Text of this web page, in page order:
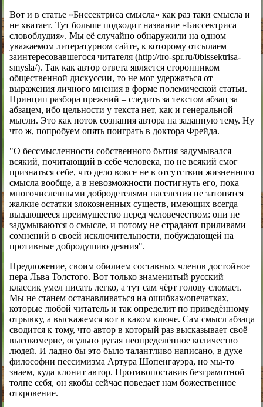
Вот и в статье «Биссектриса смысла» как раз таки смысла и
не хватает. Тут больше подходит название «Биссектриса
словоблудия». Мы её случайно обнаружили на одном
уважаемом литературном сайте, к которому отсылаем
заинтересовавшегося читателя (http://tro-spr.ru/0bissektrisa-
smysla/). Так как автор ответа является сторонником
общественной дискуссии, то не мог удержаться от
выражения личного мнения в форме полемической статьи.
Принцип разбора прежний – следить за текстом абзац за
абзацем, ибо цельности у текста нет, как и генеральной
мысли. Это как поток сознания автора на заданную тему. Ну
что ж, попробуем опять поиграть в доктора Фрейда.
"О бессмысленности собственного бытия задумывался
всякий, почитающий в себе человека, но не всякий смог
признаться себе, что дело вовсе не в отсутствии жизненного
смысла вообще, а в невозможности постигнуть его, пока
многочисленными добродетелями населения не затопятся
жалкие остатки злокозненных существ, имеющих всегда
выдающееся преимущество перед человечеством: они не
задумываются о смысле, и потому не страдают приливами
сомнений в своей исключительности, побуждающей на
противные добродушию деяния".
Предложение, своим обилием составных членов достойное
пера Льва Толстого. Вот только знаменитый русский
классик умел писать легко, а тут сам чёрт голову сломает.
Мы не станем останавливаться на ошибках/опечатках,
которые любой читатель и так определит по приведённому
отрывку, а выскажемся вот в каком ключе. Сам смысл абзаца
сводится к тому, что автор в который раз высказывает своё
высокомерие, огульно ругая неопределённое количество
людей. И ладно бы это было талантливо написано, в духе
философии пессимизма Артура Шопенгауэра, но мы-то
знаем, куда клонит автор. Противопоставив безграмотной
толпе себя, он якобы сейчас поведает нам божественное
откровение.